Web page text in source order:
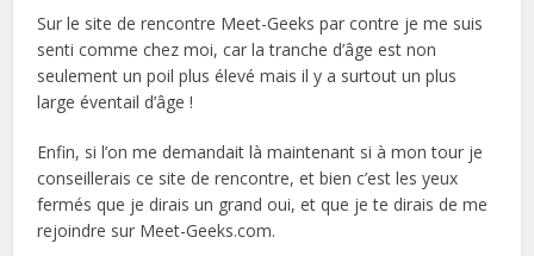
Sur le site de rencontre Meet-Geeks par contre je me suis
senti comme chez moi, car la tranche d’âge est non
seulement un poil plus élevé mais il y a surtout un plus
large éventail d’âge !
Enfin, si l’on me demandait là maintenant si à mon tour je
conseillerais ce site de rencontre, et bien c’est les yeux
fermés que je dirais un grand oui, et que je te dirais de me
rejoindre sur Meet-Geeks.com.